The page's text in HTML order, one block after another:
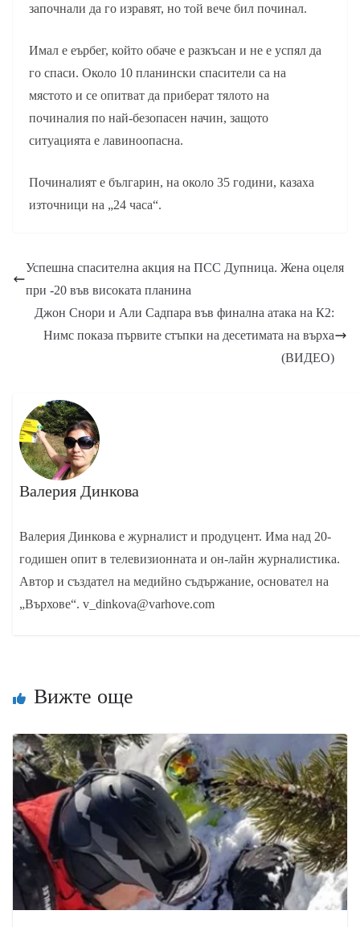
започнали да го изравят, но той вече бил починал.
Имал е еърбег, който обаче е разкъсан и не е успял да
го спаси. Около 10 планински спасители са на
мястото и се опитват да приберат тялото на
починалия по най-безопасен начин, защото
ситуацията е лавиноопасна.
Починалият е българин, на около 35 години, казаха
източници на „24 часа“.
Успешна спасителна акция на ПСС Дупница. Жена оцеля
при -20 във високата планина
Джон Снори и Али Садпара във финална атака на К2:
Нимс показа първите стъпки на десетимата на върха
(ВИДЕО)
Валерия Динкова
Валерия Динкова е журналист и продуцент. Има над 20-
годишен опит в телевизионната и он-лайн журналистика.
Автор и създател на медийно съдържание, основател на
„Върхове“. v_dinkova@varhove.com
Вижте още